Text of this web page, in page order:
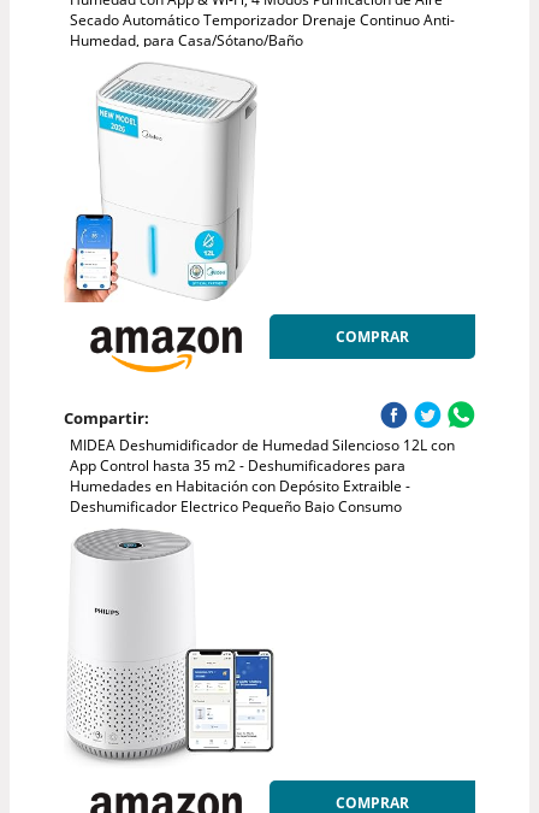
Secado Automático Temporizador Drenaje Continuo Anti-
Humedad, para Casa/Sótano/Baño
COMPRAR
Compartir:
MIDEA Deshumidificador de Humedad Silencioso 12L con
App Control hasta 35 m2 - Deshumificadores para
Humedades en Habitación con Depósito Extraible -
Deshumificador Electrico Pequeño Bajo Consumo
COMPRAR